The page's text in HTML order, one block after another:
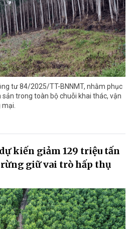
tư 84/2025/TT-BNNMT, nhằm phục
trong toàn bộ chuỗi khai thác, vận
mại.
kiến giảm 129 triệu tấn
rừng giữ vai trò hấp thụ